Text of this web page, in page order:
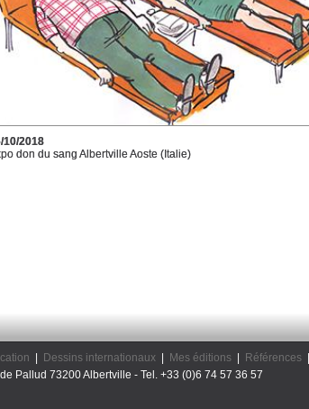
10/2018
don du sang Albertville Aoste (Italie)
Dessins internationaux| Mes éditions| Références|
Pallud 73200 Albertville - Tel. +33 (0)6 74 57 36 57